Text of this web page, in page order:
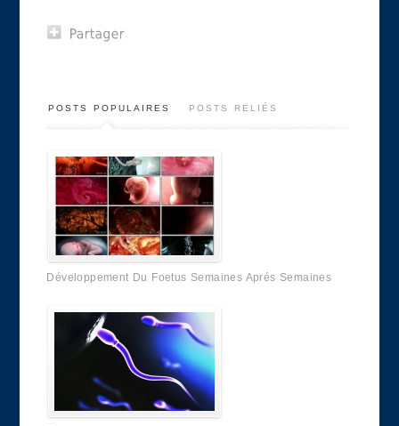
POSTS POPULAIRES POSTS RELIÉS
Développement Du Foetus Semaines Aprés Semaines